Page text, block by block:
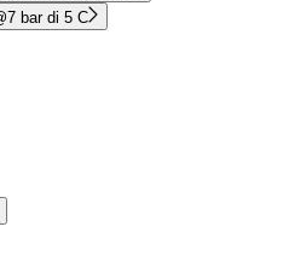
bar di 5 C